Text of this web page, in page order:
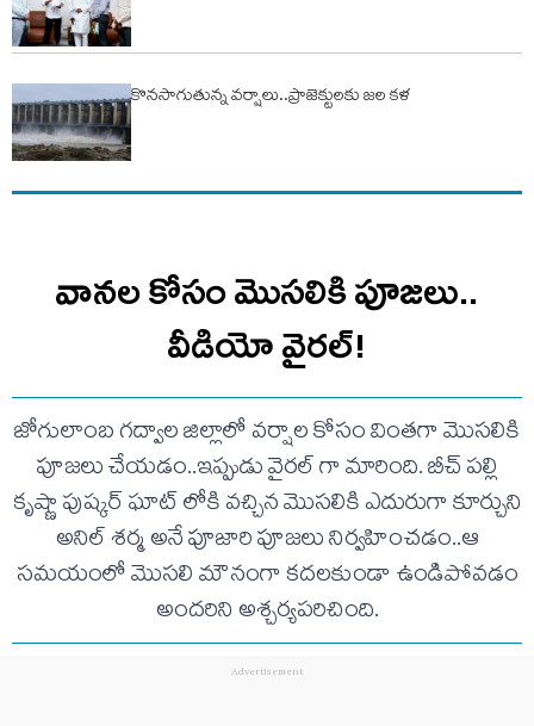
కొనసాగుతున్న వర్షాలు..ప్రాజెక్టులకు జల కళ
వానల కోసం మొసలికి పూజలు..
వీడియో వైరల్!
జోగులాంబ గద్వాల జిల్లాలో వర్షాల కోసం వింతగా మొసలికి
పూజలు చేయడం..ఇప్పుడు వైరల్ గా మారింది. బీచ్ పల్లి
కృష్ణా పుష్కర్ ఘాట్ లోకి వచ్చిన మొసలికి ఎదురుగా కూర్చుని
అనిల్ శర్మ అనే పూజారి పూజలు నిర్వహించడం..ఆ
సమయంలో మొసలి మౌనంగా కదలకుండా ఉండిపోవడం
అందరిని అశ్చర్యపరిచింది.